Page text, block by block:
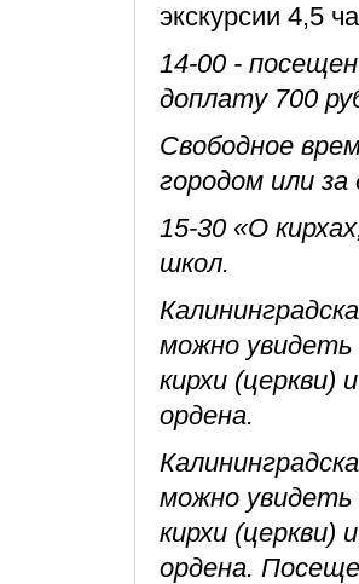
экскурсии 4,5
14-00 -
доплату 700
Свободное
городом или
15-30 «О
школ.
можно увидеть
кирхи (церкви)
ордена.
можно увидеть
кирхи (церкви)
ордена.